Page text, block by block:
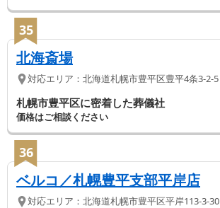
35
北海斎場
対応エリア： 北海道札幌市豊平区豊平4条3-2-5
札幌市豊平区に密着した葬儀社
価格はご相談ください
36
ベルコ／札幌豊平支部平岸店
対応エリア： 北海道札幌市豊平区平岸113-3-30